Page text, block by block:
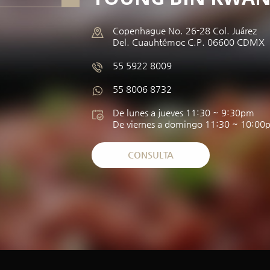
Copenhague No. 26-28 Col. Juárez
Del. Cuauhtémoc C.P. 06600 CDMX
55 5922 8009
55 8006 8732
De lunes a jueves 11:30 ~ 9:30pm
De viernes a domingo 11:30 ~
CONSULTA